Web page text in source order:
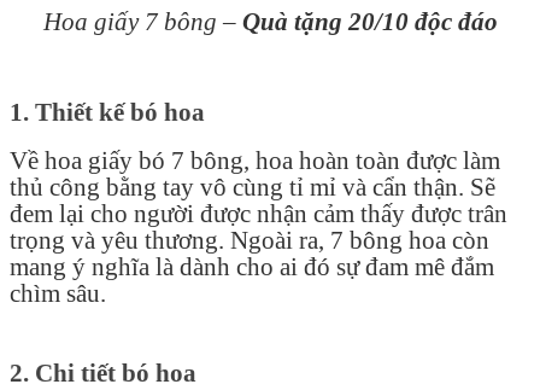
Hoa giấy 7 bông – Quà tặng 20/10 độc đáo
1. Thiết kế bó hoa
Về hoa giấy bó 7 bông, hoa hoàn toàn được làm
thủ công bằng tay vô cùng tỉ mỉ và cẩn thận. Sẽ
đem lại cho người được nhận cảm thấy được trân
trọng và yêu thương. Ngoài ra, 7 bông hoa còn
mang ý nghĩa là dành cho ai đó sự đam mê đắm
chìm sâu.
2. Chi tiết bó hoa